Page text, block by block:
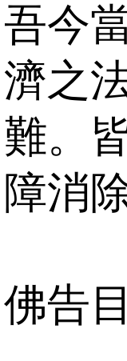
吾今
濟之
難。
障消除
佛告